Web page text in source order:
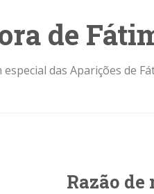
de
das Aparições de
Razão de